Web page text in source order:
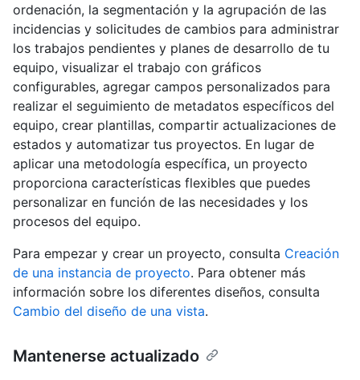
ordenación, la segmentación y la agrupación de las
incidencias y solicitudes de cambios para administrar
los trabajos pendientes y planes de desarrollo de tu
equipo, visualizar el trabajo con gráficos
configurables, agregar campos personalizados para
realizar el seguimiento de metadatos específicos del
equipo, crear plantillas, compartir actualizaciones de
estados y automatizar tus proyectos. En lugar de
aplicar una metodología específica, un proyecto
proporciona características flexibles que puedes
personalizar en función de las necesidades y los
procesos del equipo.
Para empezar y crear un proyecto, consulta Creación
de una instancia de proyecto. Para obtener más
información sobre los diferentes diseños, consulta
Cambio del diseño de una vista.
Mantenerse actualizado